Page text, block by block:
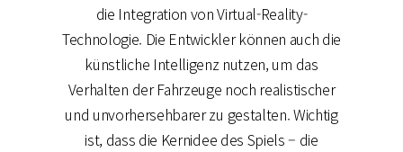
die Integration von Virtual-Reality-
Technologie. Die Entwickler können auch die
künstliche Intelligenz nutzen, um das
Verhalten der Fahrzeuge noch realistischer
und unvorhersehbarer zu gestalten. Wichtig
ist, dass die Kernidee des Spiels – die